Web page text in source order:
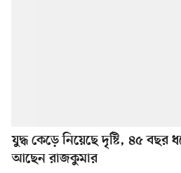
যুদ্ধ কেড়ে নিয়েছে দৃষ্টি, ৪৫ বছর
আছেন রাজকুমার